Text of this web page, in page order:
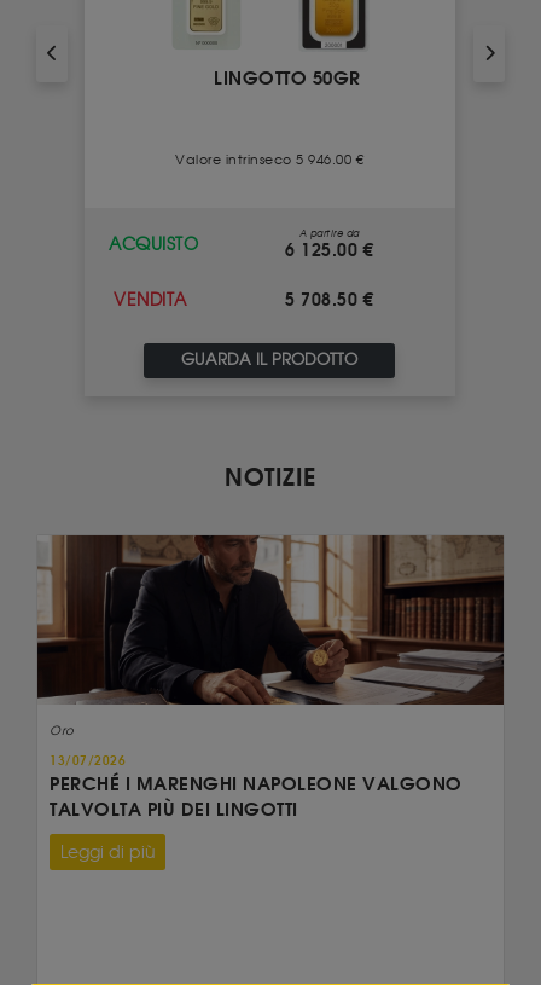
LINGOTTO 50GR
Valore intrinseco 5 946.00 €
ACQUISTO
A partire da
6 125.00 €
VENDITA 5 708.50 €
GUARDA IL PRODOTTO
NOTIZIE
Oro
13/07/2026
PERCHÉ I MARENGHI NAPOLEONE VALGONO
TALVOLTA PIÙ DEI LINGOTTI
Leggi di più